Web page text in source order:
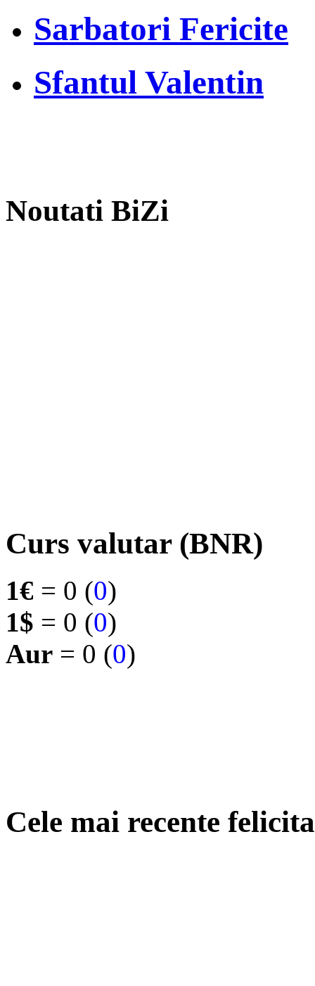
Sarbatori Fericite
Sfantul Valentin
Noutati BiZi
Curs valutar (BNR)
1€ = 0 (0)
1$ = 0 (0)
Aur = 0 (0)
Cele mai recente